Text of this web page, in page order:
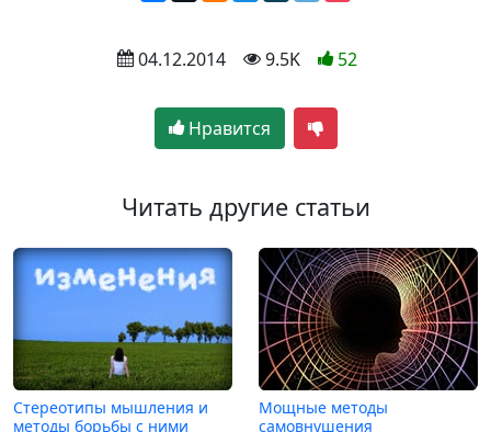
04.12.2014 9.5K 52
Нравится
Читать другие статьи
Стереотипы мышления и
методы борьбы с ними
Мощные методы
самовнушения